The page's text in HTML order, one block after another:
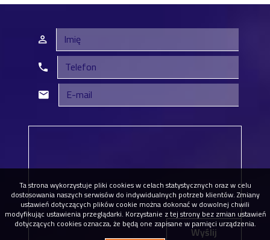
Wyślij
Ta strona wykorzystuje pliki cookies w celach statystycznych oraz w celu
dostosowania naszych serwisów do indywidualnych potrzeb klientów. Zmiany
ustawień dotyczących plików cookie można dokonać w dowolnej chwili
modyfikując ustawienia przeglądarki. Korzystanie z tej strony bez zmian ustawień
dotyczących cookies oznacza, że będą one zapisane w pamięci urządzenia.